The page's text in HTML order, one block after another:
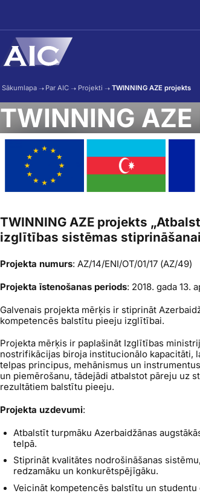
Sākumlapa ➝ Par AIC ➝ Projekti ➝ TWINNING AZE projekts
TWINNING AZE
TWINNING AZE projekts
izglītības sistēmas
Projekta numurs: AZ/14/ENI/OT/01/17 (AZ/49)
Projekta īstenošanas periods: 2018. gada 13.
Galvenais projekta mērķis ir stiprināt
kompetencēs balstītu pieeju izglītībai.
Projekta mērķis ir paplašināt Izglītības
nostrifikācijas biroja institucionālo kapacitāti,
telpas principus, mehānismus un
un piemērošanu, tādejādi atbalstot pāreju uz
rezultātiem balstītu pieeju.
Projekta uzdevumi:
Atbalstīt turpmāku Azerbaidžānas
telpā.
Stiprināt kvalitātes nodrošināšanas
redzamāku un konkurētspējīgāku.
Veicināt kompetencēs balstītu un